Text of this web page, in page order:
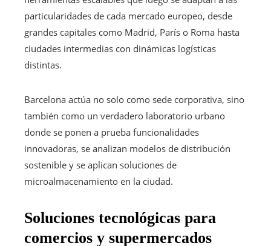
particularidades de cada mercado europeo, desde
grandes capitales como Madrid, París o Roma hasta
ciudades intermedias con dinámicas logísticas
distintas.
Barcelona actúa no solo como sede corporativa, sino
también como un verdadero laboratorio urbano
donde se ponen a prueba funcionalidades
innovadoras, se analizan modelos de distribución
sostenible y se aplican soluciones de
microalmacenamiento en la ciudad.
Soluciones tecnológicas para
comercios y supermercados